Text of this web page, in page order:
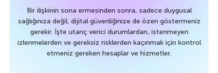
Bir ilişkinin sona ermesinden sonra, sadece duygusal
sağlığınıza değil, dijital güvenliğinize de özen göstermeniz
gerekir. İşte utanç verici durumlardan, istenmeyen
izlenmelerden ve gereksiz risklerden kaçınmak için kontrol
etmeniz gereken hesaplar ve hizmetler.